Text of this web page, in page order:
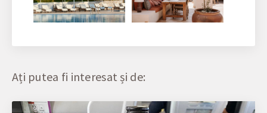
Ați putea fi interesat și de: